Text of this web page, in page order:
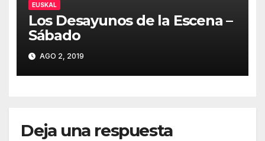
EUSKAL
Los Desayunos de la Escena –
Sábado
AGO 2, 2019
Deja una respuesta